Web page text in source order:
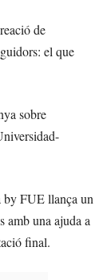
de
el que
sobre
by FUE llança un
amb una ajuda a
final.